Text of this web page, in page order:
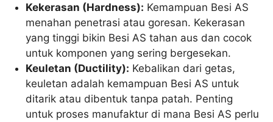
Kekerasan (Hardness): Kemampuan Besi AS
menahan penetrasi atau goresan. Kekerasan
yang tinggi bikin Besi AS tahan aus dan cocok
untuk komponen yang sering bergesekan.
Keuletan (Ductility): Kebalikan dari getas,
keuletan adalah kemampuan Besi AS untuk
ditarik atau dibentuk tanpa patah. Penting
untuk proses manufaktur di mana Besi AS perlu